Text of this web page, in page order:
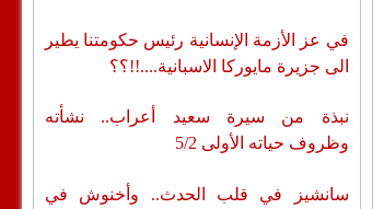
في عز الأزمة الإنسانية رئيس حكومتنا يطير
الى جزيرة مايوركا الاسبانية....!!؟؟
نبذة من سيرة سعيد أعراب.. نشأته
وظروف حياته الأولى 5/2
سانشيز في قلب الحدث.. وأخنوش في